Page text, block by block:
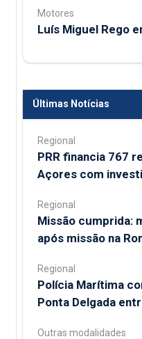
Motores
Luís Miguel Rego
Últimas Notícias
Regional
PRR financia 767
Açores com
Regional
Missão cumprida:
após missão na
Regional
Polícia Marítima
Ponta Delgada
Outras modalidades